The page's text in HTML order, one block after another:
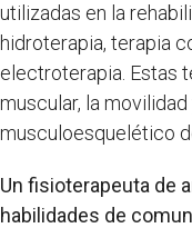
utilizadas en la
hidroterapia, terapia
electroterapia. Estas
muscular, la
musculoesquelético
Un fisioterapeuta de
habilidades de